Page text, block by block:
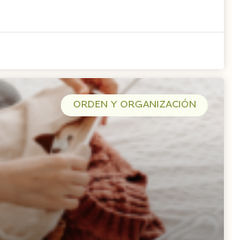
ORDEN Y ORGANIZACIÓN